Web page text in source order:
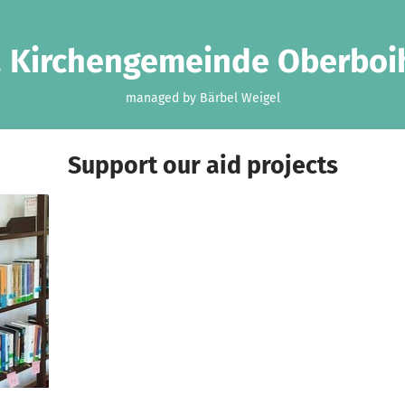
Kirchengemeinde
managed by Bärbel Weigel
Support our aid projects